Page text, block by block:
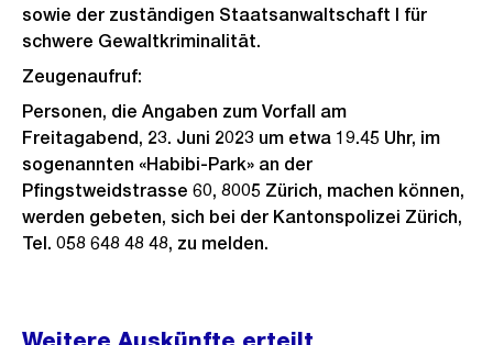
sowie der zuständigen Staatsanwaltschaft I für
schwere Gewaltkriminalität.
Zeugenaufruf:
Personen, die Angaben zum Vorfall am
Freitagabend, 23. Juni 2023 um etwa 19.45 Uhr, im
sogenannten «Habibi-Park» an der
Pfingstweidstrasse 60, 8005 Zürich, machen können,
werden gebeten, sich bei der Kantonspolizei Zürich,
Tel. 058 648 48 48, zu melden.
Weitere